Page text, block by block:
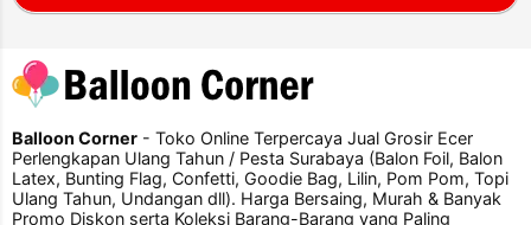
Balloon Corner - Toko Online Terpercaya Jual Grosir Ecer
Perlengkapan Ulang Tahun / Pesta Surabaya (Balon Foil, Balon
Latex, Bunting Flag, Confetti, Goodie Bag, Lilin, Pom Pom, Topi
Ulang Tahun, Undangan dll). Harga Bersaing, Murah & Banyak
Promo Diskon serta Koleksi Barang-Barang yang Paling